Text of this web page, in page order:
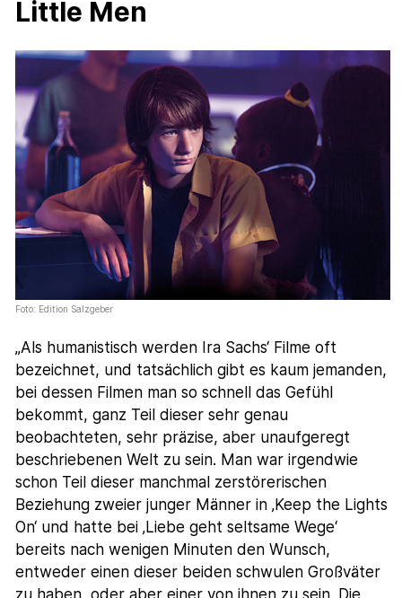
Little Men
Foto: Edition Salzgeber
„Als humanistisch werden Ira Sachs‘ Filme oft
bezeichnet, und tatsächlich gibt es kaum jemanden,
bei dessen Filmen man so schnell das Gefühl
bekommt, ganz Teil dieser sehr genau
beobachteten, sehr präzise, aber unaufgeregt
beschriebenen Welt zu sein. Man war irgendwie
schon Teil dieser manchmal zerstörerischen
Beziehung zweier junger Männer in ‚Keep the Lights
On‘ und hatte bei ‚Liebe geht seltsame Wege‘
bereits nach wenigen Minuten den Wunsch,
entweder einen dieser beiden schwulen Großväter